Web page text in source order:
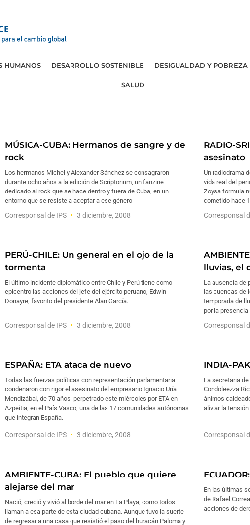
HUMANOS DESARROLLO SOSTENIBLE DESIGUALDAD Y POBREZA
SALUD
MÚSICA-CUBA: Hermanos de sangre y de
rock
Los hermanos Michel y Alexander Sánchez se consagraron
durante ocho años a la edición de Scriptorium, un fanzine
dedicado al rock que se hace dentro y fuera de Cuba, en un
entorno que se resiste a aceptar a ese género
Corresponsal de IPS 3 diciembre, 2008
RADIO-
asesinato
Un radiodrama
vida real del
Zoysa formula
cometido hace
Corresponsal
PERÚ-CHILE: Un general en el ojo de la
tormenta
El último incidente diplomático entre Chile y Perú tiene como
epicentro las acciones del jefe del ejército peruano, Edwin
Donayre, favorito del presidente Alan García.
Corresponsal de IPS 3 diciembre, 2008
lluvias, el
La ausencia de
las cuencas de
temporada de
por la
Corresponsal
ESPAÑA: ETA ataca de nuevo
Todas las fuerzas políticas con representación parlamentaria
condenaron con rigor el asesinato del empresario Ignacio Uría
Mendizábal, de 70 años, perpetrado este miércoles por ETA en
Azpeitia, en el País Vasco, una de las 17 comunidades autónomas
que integran España.
Corresponsal de IPS 3 diciembre, 2008
INDIA-
La secretaria
Condoleezza
ánimos
aliviar la
Corresponsal
AMBIENTE-CUBA: El pueblo que quiere
alejarse del mar
Nació, creció y vivió al borde del mar en La Playa, como todos
llaman a esa parte de esta ciudad cubana. Aunque tuvo la suerte
de regresar a una casa que resistió el paso del huracán Paloma y
En las últimas
de Rafael
acciones de